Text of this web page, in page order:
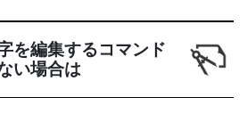
を編集するコマンド
い場合は